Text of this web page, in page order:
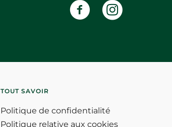
TOUT SAVOIR
Politique de confidentialité
Politique relative aux cookies